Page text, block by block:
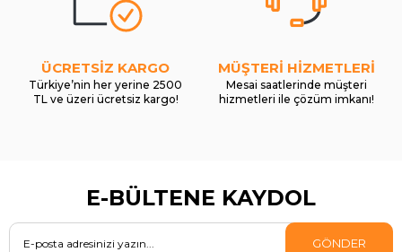
ÜCRETSİZ KARGO
Türkiye’nin her yerine 2500
TL ve üzeri ücretsiz kargo!
MÜŞTERİ HİZMETLERİ
Mesai saatlerinde müşteri
hizmetleri ile çözüm imkanı!
E-BÜLTENE KAYDOL
GÖNDER